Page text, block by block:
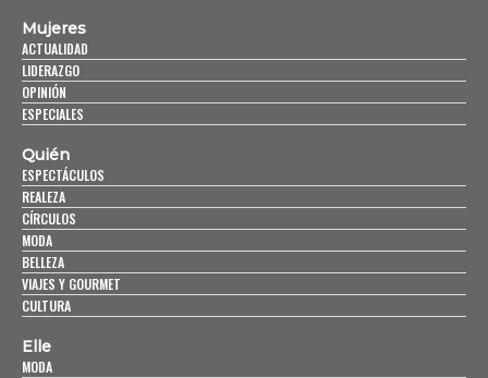
Mujeres
ACTUALIDAD
LIDERAZGO
OPINIÓN
ESPECIALES
Quién
ESPECTÁCULOS
REALEZA
CÍRCULOS
MODA
BELLEZA
VIAJES Y GOURMET
CULTURA
Elle
MODA